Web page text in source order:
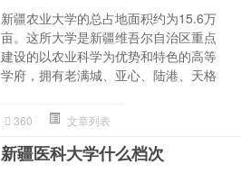
新疆农业大学的总占地面积约为15.6万
亩。这所大学是新疆维吾尔自治区重点
建设的以农业科学为优势和特色的高等
学府，拥有老满城、亚心、陆港、天格
360 文章列表
新疆医科大学什么档次